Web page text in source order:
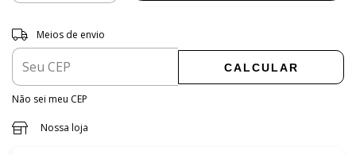
Entregas para o CEP:
Meios de envio
CALCULAR
Não sei meu CEP
Nossa loja